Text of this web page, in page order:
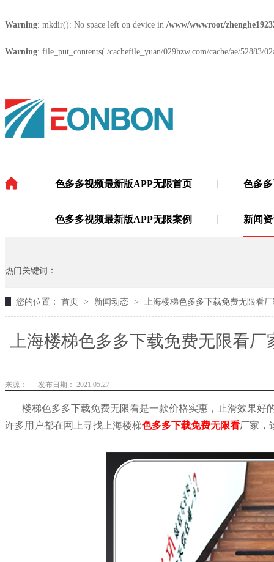
Warning: mkdir(): No space left on device in /www/wwwroot/
Warning: file_put_contents(./cachefile_yuan/029hzw.com/cache/ae/
色多多视频最新版APP无限首页 色多
色多多视频最新版APP无限案例 新闻
热门关键词：
您的位置： 首页 > 新闻动态 > 上海楼梯色多多下载免费无限看
上海楼梯色多多下载免费无限看
来源： 发布日期： 2021.05.27
楼梯色多多下载免费无限看是一款价格实惠，止滑效果
许多用户都在网上寻找上海楼梯色多多下载免费无限看厂家，